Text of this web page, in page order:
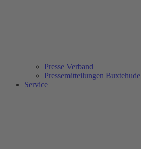
Presse Verband
Pressemitteilungen Buxtehude
Service